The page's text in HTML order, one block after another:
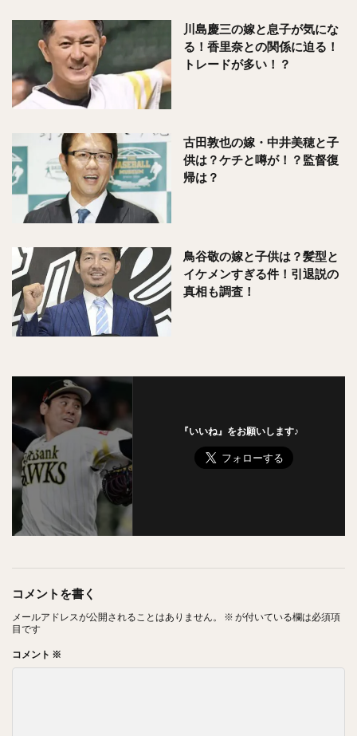
川島慶三の嫁と息子が気にな
る！香里奈との関係に迫る！
トレードが多い！？
古田敦也の嫁・中井美穂と子
供は？ケチと噂が！？監督復
帰は？
鳥谷敬の嫁と子供は？髪型と
イケメンすぎる件！引退説の
真相も調査！
『いいね』をお願いします♪
コメントを書く
メールアドレスが公開されることはありません。 ※ が付いている欄は必須項
目です
コメント ※